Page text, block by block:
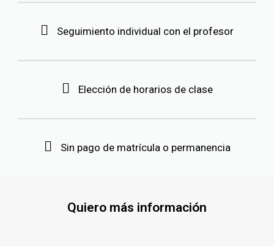
Seguimiento individual con el profesor
Elección de horarios de clase
Sin pago de matrícula o permanencia
Quiero más información